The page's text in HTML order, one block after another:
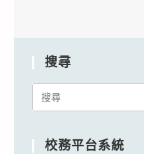
搜尋
Search
校務平台系統